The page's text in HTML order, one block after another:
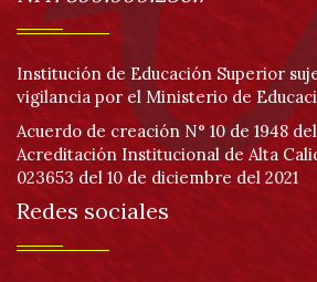
Institución de Educación Superior
vigilancia por el Ministerio de
Acuerdo de creación N° 10 de 1948
Acreditación Institucional de Alta
023653 del 10 de diciembre del 2021
Redes sociales